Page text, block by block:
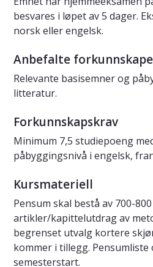
besvares i løpet av 5 dager.
norsk eller engelsk.
Anbefalte
Relevante basisemner og
litteratur.
Forkunnskapskrav
Minimum 7,5 studiepoeng
påbyggingsnivå i engelsk,
Kursmateriell
Pensum skal bestå av 700-
artikler/kapittelutdrag av
begrenset utvalg kortere
kommer i tillegg. Pensumliste
semesterstart.